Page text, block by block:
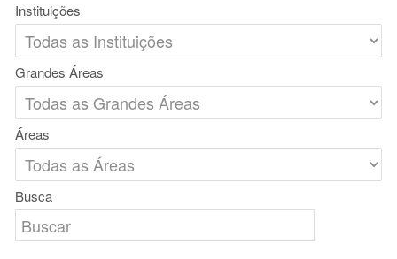
Instituições
Grandes Áreas
Áreas
Busca